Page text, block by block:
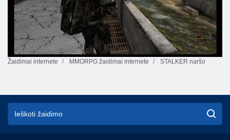
Žaidimai internete MMORPG žaidimai internete STALKER naršo